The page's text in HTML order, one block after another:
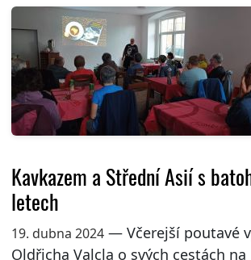
Kavkazem a Střední Asií s
letech
19. dubna 2024— Včerejší poutavé
Oldřicha Valcla o svých cestách na